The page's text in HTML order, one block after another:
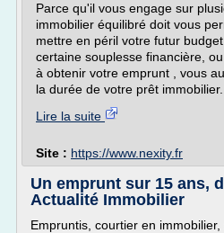
Parce qu'il vous engage sur
immobilier équilibré doit vous
mettre en péril votre futur
certaine souplesse financière,
à obtenir votre emprunt , vous
la durée de votre prêt immobilier...
Lire la suite
Site : https://www.nexity.fr
Un emprunt sur 15 ans,
Actualité Immobilier
Empruntis, courtier en